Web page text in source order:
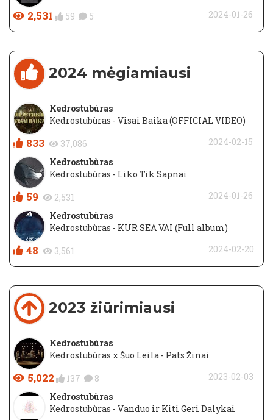
2,531 59 5 2024-01-26
2024 mėgiamiausi
Kedrostubùras
Kedrostubùras - Visai Baika (OFFICIAL VIDEO)
833 37,086
2024-02-15
Kedrostubùras
Kedrostubùras - Liko Tik Sapnai
59 2,531
2024-01-26
Kedrostubùras
Kedrostubùras - KUR SEA VAI (Full album)
48 3,561 2024-02-20
2023 žiūrimiausi
Kedrostubùras
Kedrostubùras x Šuo Leila - Pats Žinai
5,022 137 8
2023-02-03
Kedrostubùras
Kedrostubùras - Vanduo ir Kiti Geri Dalykai